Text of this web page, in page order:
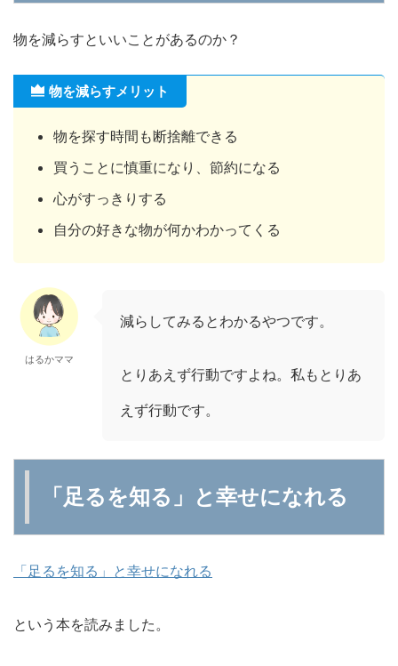
物を減らすといいことがあるのか？
物を減らすメリット
物を探す時間も断捨離できる
買うことに慎重になり、節約になる
心がすっきりする
自分の好きな物が何かわかってくる
はるかママ
減らしてみるとわかるやつです。
とりあえず行動ですよね。私もとりあ
えず行動です。
「足るを知る」と幸せになれる
「足るを知る」と幸せになれる
という本を読みました。